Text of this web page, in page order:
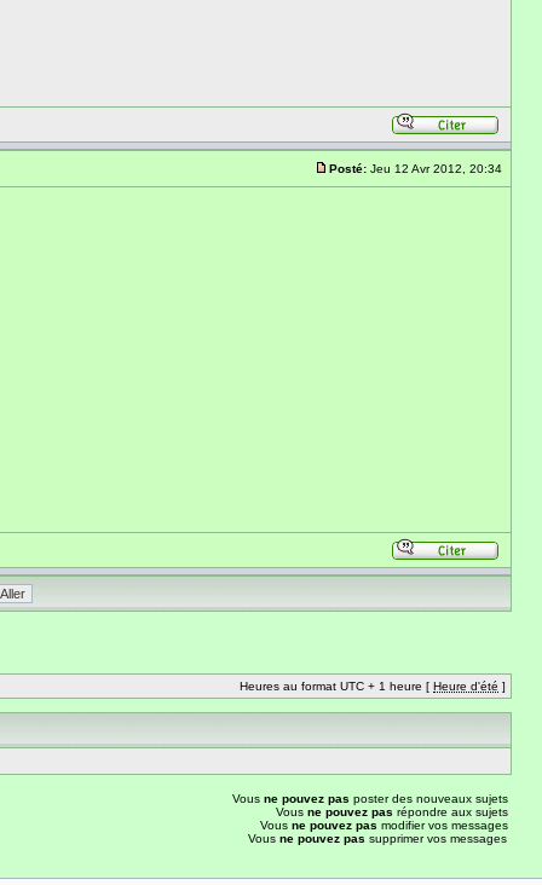
Posté: Jeu 12 Avr 2012, 20:34
Heures au format UTC + 1 heure [ Heure d'été ]
Vous ne pouvez pas poster des nouveaux sujets
Vous ne pouvez pas répondre aux sujets
Vous ne pouvez pas modifier vos messages
Vous ne pouvez pas supprimer vos messages